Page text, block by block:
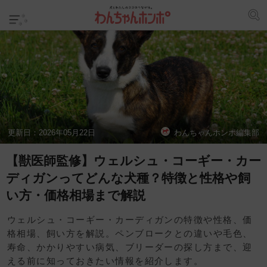
更新日： 2026年05月22日 わんちゃんホンポ編集部
【獣医師監修】ウェルシュ・コーギー・カー
ディガンってどんな犬種？特徴と性格や飼
い方・価格相場まで解説
ウェルシュ・コーギー・カーディガンの特徴や性格、価
格相場、飼い方を解説。ペンブロークとの違いや毛色、
寿命、かかりやすい病気、ブリーダーの探し方まで、迎
える前に知っておきたい情報を紹介します。